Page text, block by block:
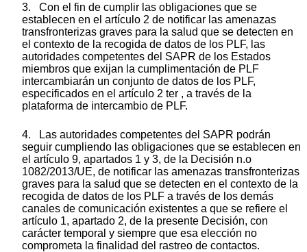
3. Con el fin de cumplir las obligaciones que se
establecen en el artículo 2 de notificar las amenazas
transfronterizas graves para la salud que se detecten en
el contexto de la recogida de datos de los PLF, las
autoridades competentes del SAPR de los Estados
miembros que exijan la cumplimentación de PLF
intercambiarán un conjunto de datos de los PLF,
especificados en el artículo 2 ter , a través de la
plataforma de intercambio de PLF.
4. Las autoridades competentes del SAPR podrán
seguir cumpliendo las obligaciones que se establecen en
el artículo 9, apartados 1 y 3, de la Decisión n.o
1082/2013/UE, de notificar las amenazas transfronterizas
graves para la salud que se detecten en el contexto de la
recogida de datos de los PLF a través de los demás
canales de comunicación existentes a que se refiere el
artículo 1, apartado 2, de la presente Decisión, con
carácter temporal y siempre que esa elección no
comprometa la finalidad del rastreo de contactos.